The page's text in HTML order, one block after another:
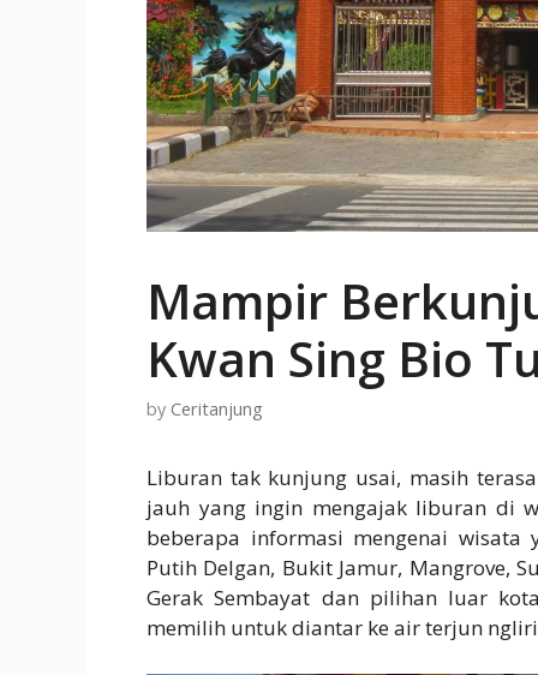
Mampir
Kwan Sing Bio
by Ceritanjung
Liburan tak kunjung usai, masih
jauh yang ingin mengajak liburan di
beberapa informasi mengenai
Putih Delgan, Bukit Jamur, Mangrove,
Gerak Sembayat dan pilihan luar
memilih untuk diantar ke air terjun